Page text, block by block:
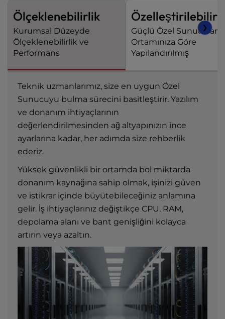
Ölçeklenebilirlik
Kurumsal Düzeyde
Ölçeklenebilirlik ve
Performans
Özelleştirilebilir
Güçlü Özel Sunucular,
Ortamınıza Göre
Yapılandırılmış
❯
Teknik uzmanlarımız, size en uygun Özel
Sunucuyu bulma sürecini basitleştirir. Yazılım
ve donanım ihtiyaçlarının
değerlendirilmesinden ağ altyapınızın ince
ayarlarına kadar, her adımda size rehberlik
ederiz.
Yüksek güvenlikli bir ortamda bol miktarda
donanım kaynağına sahip olmak, işinizi güven
ve istikrar içinde büyütebileceğiniz anlamına
gelir. İş ihtiyaçlarınız değiştikçe CPU, RAM,
depolama alanı ve bant genişliğini kolayca
artırın veya azaltın.